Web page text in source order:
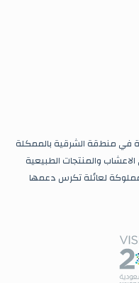
في منطقة الشرقية بالممكلة
والمنتجات الطبيعية
لعائلة تكرس دعمها